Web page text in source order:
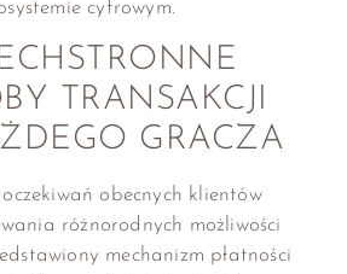
cyfrowym.
TRANSAKCJI
GRACZA
obecnych klientów
różnorodnych możliwości
mechanizm płatności